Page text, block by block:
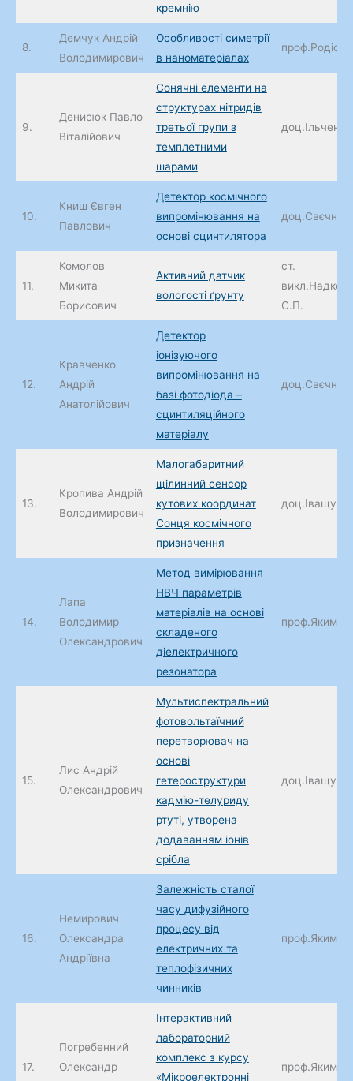
кремнію
8.
Демчук Андрій
Володимирович
Особливості симетрії
в наноматеріалах
9.
Денисюк Павло
Віталійович
Сонячні елементи на
структурах нітридів
третьої групи з
темплетними
шарами
доц.Ільченко
10.
Книш Євген
Павлович
Детектор космічного
випромінювання на
основі сцинтилятора
11.
Комолов
Микита
Борисович
Активний датчик
вологості ґрунту
ст.
С.П.
12.
Кравченко
Андрій
Анатолійович
Детектор
іонізуючого
випромінювання на
базі фотодіода –
сцинтиляційного
матеріалу
13.
Кропива Андрій
Володимирович
Малогабаритний
щілинний сенсор
кутових координат
Сонця космічного
призначення
доц.Іващук
14.
Лапа
Володимир
Олександрович
Метод вимірювання
НВЧ параметрів
матеріалів на основі
складеного
діелектричного
резонатора
15.
Лис Андрій
Олександрович
Мультиспектральний
фотовольтаїчний
перетворювач на
основі
гетероструктури
кадмію-телуриду
ртуті, утворена
додаванням іонів
срібла
доц.Іващук
16.
Немирович
Олександра
Андріївна
Залежність сталої
часу дифузійного
процесу від
електричних та
теплофізичних
чинників
17.
Погребенний
Олександр
Інтерактивний
лабораторний
комплекс з курсу
«Мікроелектронні